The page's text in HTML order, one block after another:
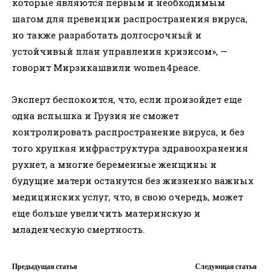
которые являются первым и необходимым
шагом для превенции распространения вируса,
но также разработать долгосрочный и
устойчивый план управления кризисом», —
говорит Мирзикашвили women4peace.
Эксперт беспокоится, что, если произойдет еще
одна вспышка и Грузия не сможет
контролировать распространение вируса, и без
того хрупкая инфраструктура здравоохранения
рухнет, а многие беременные женщины и
будущие матери останутся без жизненно важных
медицинских услуг, что, в свою очередь, может
еще больше увеличить материнскую и
младенческую смертность.
Предыдущая статья Следующая статья